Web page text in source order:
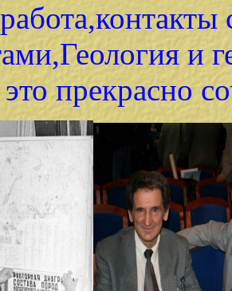
и
прекрасно